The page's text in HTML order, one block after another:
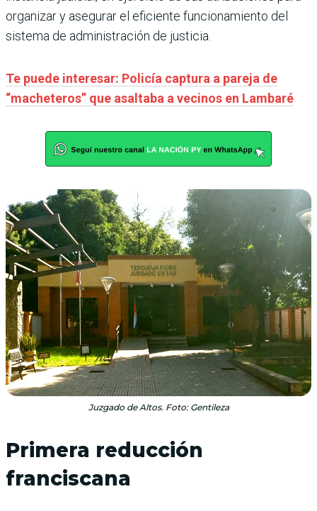
organizar y asegurar el eficiente funcionamiento del
sistema de administración de justicia.
Te puede interesar: Policía captura a pareja de
“macheteros” que asaltaba a vecinos en Lambaré
Juzgado de Altos. Foto: Gentileza
Primera reducción
franciscana